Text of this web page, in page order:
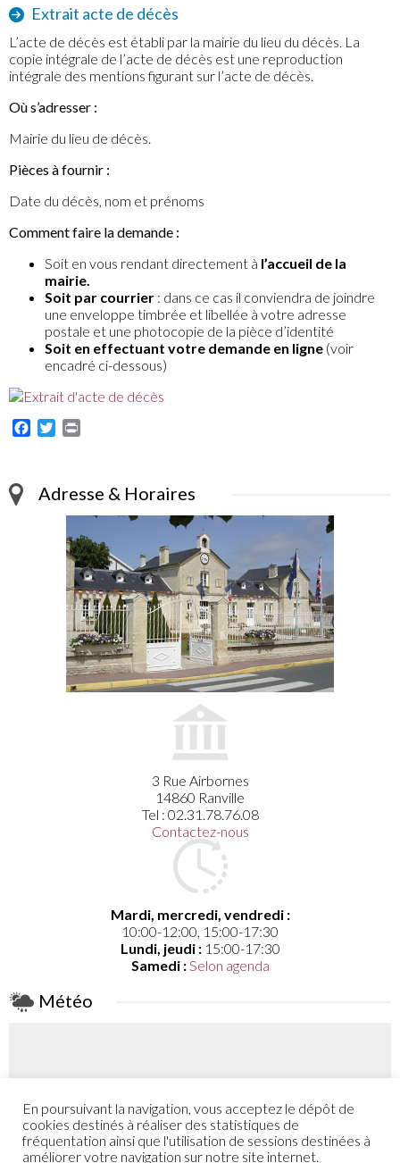
Extrait acte de décès
L’acte de décès est établi par la mairie du lieu du décès. La
copie intégrale de l’acte de décès est une reproduction
intégrale des mentions figurant sur l’acte de décès.
Où s’adresser :
Mairie du lieu de décès.
Pièces à fournir :
Date du décès, nom et prénoms
Comment faire la demande :
Soit en vous rendant directement à l’accueil de la
mairie.
Soit par courrier : dans ce cas il conviendra de joindre
une enveloppe timbrée et libellée à votre adresse
postale et une photocopie de la pièce d’identité
Soit en effectuant votre demande en ligne (voir
encadré ci-dessous)
Facebook
Twitter
Adresse & Horaires
3 Rue Airbornes
14860 Ranville
Tel : 02.31.78.76.08
Contactez-nous
Mardi, mercredi, vendredi :
10:00-12:00, 15:00-17:30
Lundi, jeudi :15:00-17:30
Samedi :Selon agenda
Météo
Coefficient
52 - 48
En poursuivant la navigation, vous acceptez le dépôt de
cookies destinés à réaliser des statistiques de
fréquentation ainsi que l'utilisation de sessions destinées à
améliorer votre navigation sur notre site internet.